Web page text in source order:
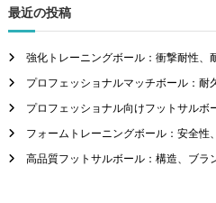
r
c
f
o
r
最近の投稿
強化トレーニングボール：衝撃耐性、
プロフェッショナルマッチボール：耐
プロフェッショナル向けフットサルボ
フォームトレーニングボール：安全性
高品質フットサルボール：構造、ブラ